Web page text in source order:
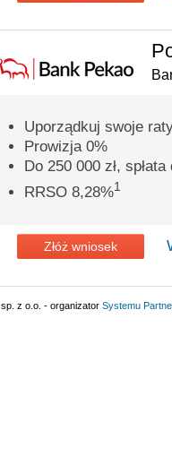
Uporządkuj swoje
Prowizja 0%
Do 250 000 zł,
RRSO 8,28%1
Złóż wniosek
z o.o. - organizator Systemu